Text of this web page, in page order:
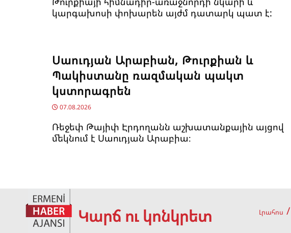
կարգախոսի փոխարեն այժմ դատարկ պատ է:
Սաուդյան Արաբիան, Թուրքիան և
Պակիստանը ռազմական պակտ
կստորագրեն
07.08.2026
Ռեջեփ Թայիփ Էրդողանն աշխատանքային այցով
մեկնում է Սաուդյան Արաբիա։
Կարճ ու կոնկրետ Լրահոս